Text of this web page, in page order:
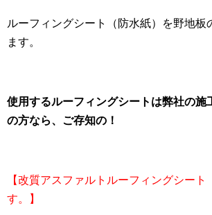
ルーフィングシート（防水紙）を野地板
ます。
使用するルーフィングシートは弊社の施
の方なら、ご存知の！
【改質アスファルトルーフィングシー
す。】